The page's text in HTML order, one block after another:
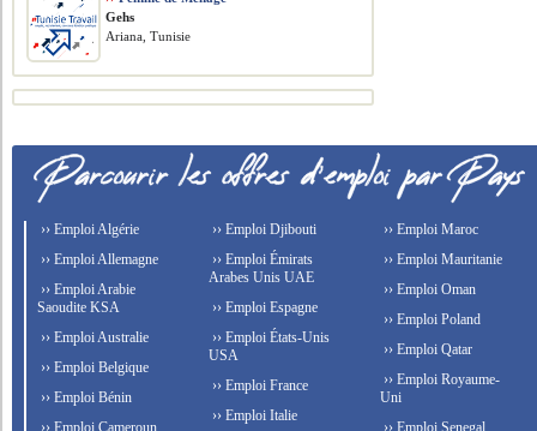
Gehs
Ariana, Tunisie
›› Emploi Algérie
›› Emploi Allemagne
›› Emploi Arabie
Saoudite KSA
›› Emploi Australie
›› Emploi Belgique
›› Emploi Bénin
›› Emploi Cameroun
›› Emploi Djibouti
›› Emploi Émirats
Arabes Unis UAE
›› Emploi Espagne
›› Emploi États-Unis
USA
›› Emploi France
›› Emploi Italie
›› Emploi Maroc
›› Emploi Mauritanie
›› Emploi Oman
›› Emploi Poland
›› Emploi Qatar
›› Emploi Royaume-
Uni
›› Emploi Senegal